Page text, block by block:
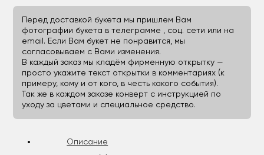
Перед доставкой букета мы пришлем Вам
фотографии букета в телеграмме , соц. сети или на
email. Если Вам букет не понравится, мы
согласовываем с Вами изменения.
В каждый заказ мы кладём фирменную открытку —
просто укажите текст открытки в комментариях (к
примеру, кому и от кого, в честь какого события).
Так же в каждом заказе конверт с инструкцией по
уходу за цветами и специальное средство.
Описание